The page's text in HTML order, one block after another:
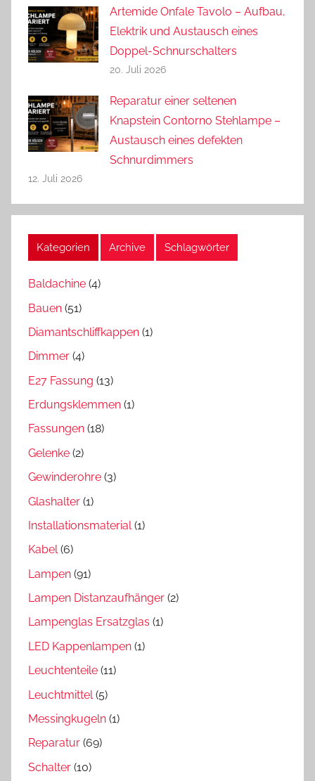
Artemide Onfale Tavolo – Aufbau,
Elektrik und Austausch eines
Doppel-Schnurschalters
20. Juli 2026
Reparatur einer seltenen
Knapstein Contorno Stehlampe –
Austausch eines defekten
Schnurdimmers
12. Juli 2026
Kategorien Archive Schlagwörter
Baldachine (4)
Bauen (51)
Diamantschliffkappen (1)
Dimmer (4)
E27 Fassung (13)
Erdungsklemmen (1)
Fassungen (18)
Gelenke (2)
Gewinderohre (3)
Glashalter (1)
Installationsmaterial(1)
Kabel(6)
Lampen (91)
Lampen Distanzaufhänger (2)
Lampenglas Ersatzglas (1)
LED Kappenlampen (1)
Leuchtenteile (11)
Leuchtmittel (5)
Messingkugeln (1)
Reparatur (69)
Schalter (10)